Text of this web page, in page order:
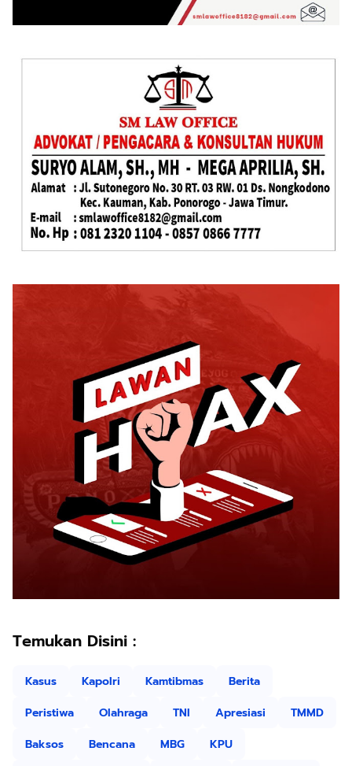
Temukan Disini :
Kasus Kapolri Kamtibmas
Berita
Peristiwa
Olahraga TNI Apresiasi
TMMD
Baksos
Bencana MBG
KPU